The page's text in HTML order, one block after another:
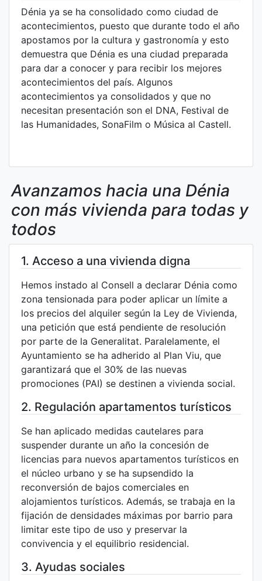
Dénia ya se ha consolidado como ciudad de
acontecimientos, puesto que durante todo el año
apostamos por la cultura y gastronomía y esto
demuestra que Dénia es una ciudad preparada
para dar a conocer y para recibir los mejores
acontecimientos del país. Algunos
acontecimientos ya consolidados y que no
necesitan presentación son el DNA, Festival de
las Humanidades, SonaFilm o Música al Castell.
Avanzamos hacia una Dénia
con más vivienda para todas y
todos
1. Acceso a una vivienda digna
Hemos instado al Consell a declarar Dénia como
zona tensionada para poder aplicar un límite a
los precios del alquiler según la Ley de Vivienda,
una petición que está pendiente de resolución
por parte de la Generalitat. Paralelamente, el
Ayuntamiento se ha adherido al Plan Viu, que
garantizará que el 30% de las nuevas
promociones (PAI) se destinen a vivienda social.
2. Regulación apartamentos turísticos
Se han aplicado medidas cautelares para
suspender durante un año la concesión de
licencias para nuevos apartamentos turísticos en
el núcleo urbano y se ha supsendido la
reconversión de bajos comerciales en
alojamientos turísticos. Además, se trabaja en la
fijación de densidades máximas por barrio para
limitar este tipo de uso y preservar la
convivencia y el equilibrio residencial.
3. Ayudas sociales